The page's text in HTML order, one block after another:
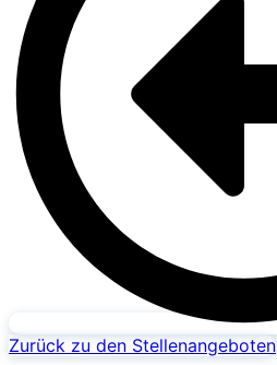
Zurück zu den Stellenangeboten